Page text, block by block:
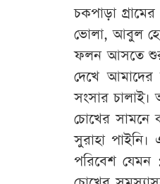
চকপাড়া
ভোলা, আবুল
ফলন আসতে শুরু
দেখে আমাদের
সংসার
চোখের সামনে
সুরাহা
পরিবেশ যেমন :